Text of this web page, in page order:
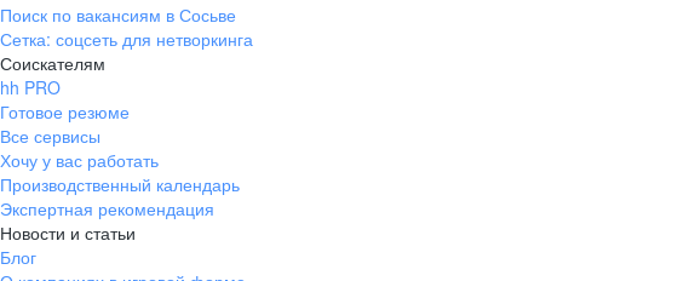
Поиск по вакансиям в Сосьве
Сетка: соцсеть для нетворкинга
Соискателям
hh PRO
Готовое резюме
Все сервисы
Хочу у вас работать
Производственный календарь
Экспертная рекомендация
Новости и статьи
Блог